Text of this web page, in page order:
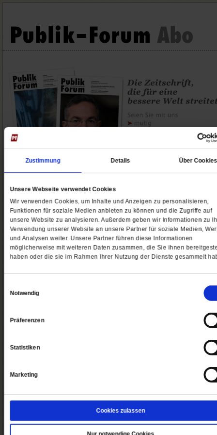
Zustimmung Details Über Cookies
Unsere Webseite verwendet Cookies
Wir verwenden Cookies, um Inhalte und Anzeigen zu personalisieren,
Funktionen für soziale Medien anbieten zu können und die Zugriffe auf
unsere Website zu analysieren. Außerdem geben wir Informationen zu
Verwendung unserer Website an unsere Partner für soziale Medien,
und Analysen weiter. Unsere Partner führen diese Informationen
möglicherweise mit weiteren Daten zusammen, die Sie ihnen
haben oder die sie im Rahmen Ihrer Nutzung der Dienste gesammelt
Notwendig
Präferenzen
Statistiken
Marketing
Cookies zulassen
EXTRA Mini-Abo
Bestellen
Verschenken Digitale Angebote
So erreichen Sie uns
Fax: 06171-7003-46
leserservice@publik-forum.de (Öffnet